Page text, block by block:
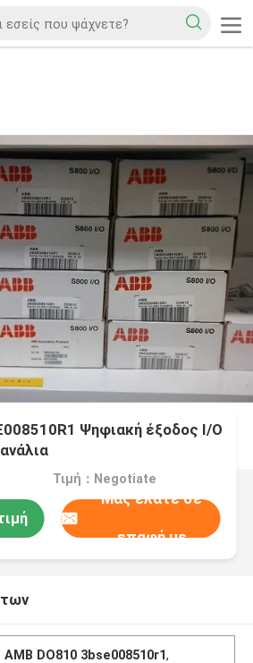
Ψηφιακή έξοδος I/O
Τιμή：Negotiate
Μας ελάτε σε
επαφή με
ΑΜΒ DO810 3bse008510r1,